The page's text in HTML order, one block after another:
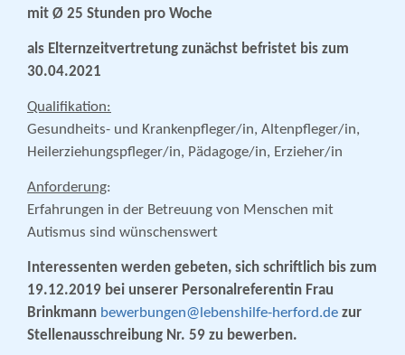
mit Ø 25 Stunden pro Woche
als Elternzeitvertretung zunächst befristet bis zum
30.04.2021
Qualifikation:
Gesundheits- und Krankenpfleger/in, Altenpfleger/in,
Heilerziehungspfleger/in, Pädagoge/in, Erzieher/in
Anforderung:
Erfahrungen in der Betreuung von Menschen mit
Autismus sind wünschenswert
Interessenten werden gebeten, sich schriftlich bis zum
19.12.2019 bei unserer Personalreferentin Frau
Brinkmann bewerbungen@lebenshilfe-herford.de zur
Stellenausschreibung Nr. 59 zu bewerben.